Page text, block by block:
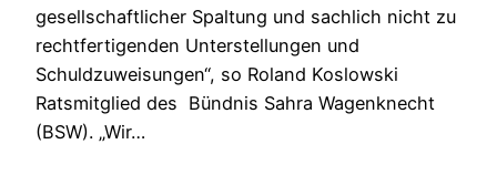
gesellschaftlicher Spaltung und sachlich nicht zu
rechtfertigenden Unterstellungen und
Schuldzuweisungen“, so Roland Koslowski
Ratsmitglied des Bündnis Sahra Wagenknecht
(BSW). „Wir…